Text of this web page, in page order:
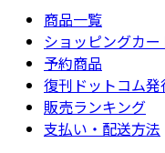
商品一覧
ショッピングカー
予約商品
復刊ドットコム発
販売ランキング
支払い・配送方法